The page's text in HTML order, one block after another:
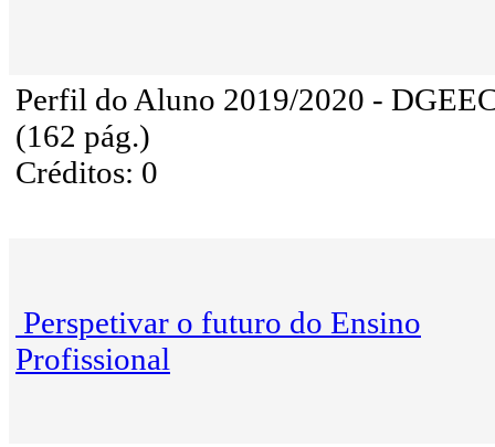
Perfil do Aluno 2019/2020 -
(162 pág.)
Créditos: 0
Perspetivar o futuro do Ensino
Profissional